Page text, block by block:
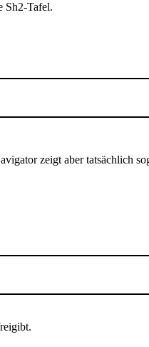
Sh2-Tafel.
zeigt aber tatsächlich